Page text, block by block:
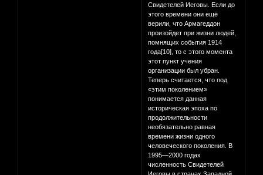
Свидетелей Иеговы. Если до
этого времени они ещё
верили, что Армагеддон
произойдет при жизни людей,
помнящих события 1914
года[10], то с этого момента
этот пункт учения
организации был убран.
Теперь считается, что под
«этим поколением»
понимается данная
историческая эпоха по
продолжительности
необязательно равная
времени жизни одного
человеческого поколения. В
1995—2000 годах
численность Свидетелей